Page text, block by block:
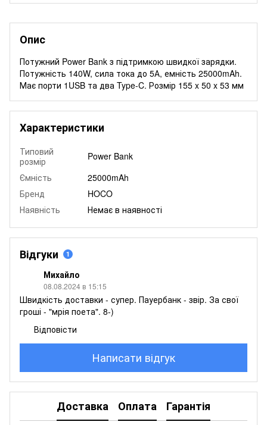
Опис
Потужний Power Bank з підтримкою швидкої зарядки.
Потужність 140W, сила тока до 5А, емність 25000mAh.
Має порти 1USB та два Type-C. Розмір 155 x 50 x 53 мм
Характеристики
Типовий
розмір
Power Bank
Ємність
25000mAh
Бренд
HOCO
Наявність
Немає в наявності
Відгуки 1
Михайло
08.08.2024 в 15:15
Швидкість доставки - супер. Пауербанк - звір. За свої
гроші - "мрія поета". 8-)
Відповісти
Написати відгук
Доставка Оплата Гарантія